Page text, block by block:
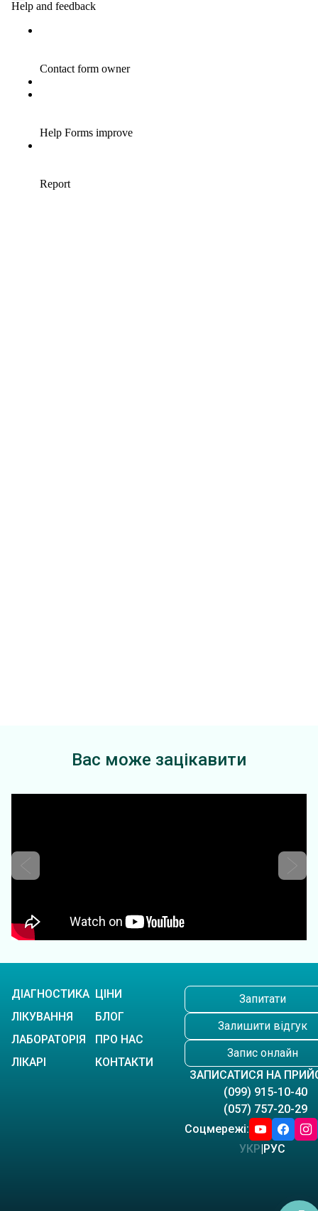
Вас може зацікавити
ДІАГНОСТИКА
ЛІКУВАННЯ
ЛАБОРАТОРІЯ
ЛІКАРІ
ЦІНИ
БЛОГ
ПРО НАС
КОНТАКТИ
Запитати
Залишити відгук
Запис онлайн
ЗАПИСАТИСЯ НА
(099) 915-10-40
(057) 757-20-29
Соцмережі:
УКР|РУС